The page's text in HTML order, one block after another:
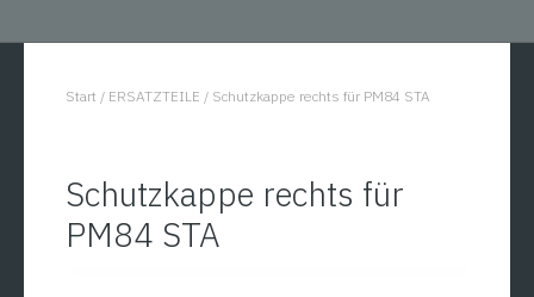
You are here:
Start / ERSATZTEILE / Schutzkappe rechts für PM84 STA
Schutzkappe rechts für
PM84 STA